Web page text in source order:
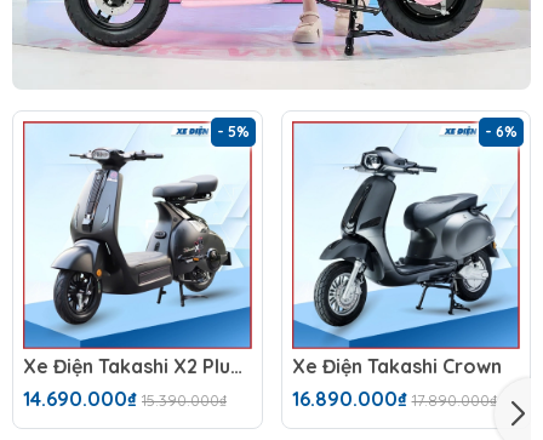
- 5%
Xe Điện Takashi X2 Plus (60V-23Ah)
14.690.000₫ 15.390.000₫
- 6%
Xe Điện Takashi Crown
16.890.000₫ 17.890.000₫